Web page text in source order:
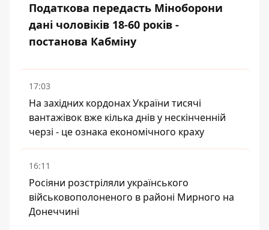
Податкова передасть Міноборони
дані чоловіків 18-60 років -
постанова Кабміну
17:03
На західних кордонах України тисячі
вантажівок вже кілька днів у нескінченній
черзі - це ознака економічного краху
16:11
Росіяни розстріляли українського
військовополоненого в районі Мирного на
Донеччині